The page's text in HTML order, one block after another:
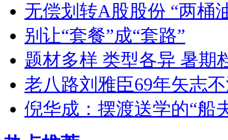
无偿划转A股股份 “两桶
别让“套餐”成“套路”
题材多样 类型各异 暑期
老八路刘雅臣69年矢志
倪华成：摆渡送学的“船